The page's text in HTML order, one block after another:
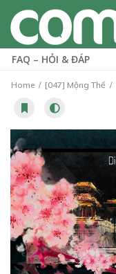
FAQ – HỎI & ĐÁP
Home [047] Mộng Thế